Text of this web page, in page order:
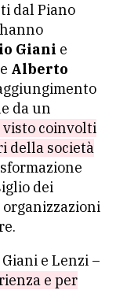
dal Piano
Giani e
Alberto
da un
visto coinvolti
della società
dei
organizzazioni
e Lenzi –
e per